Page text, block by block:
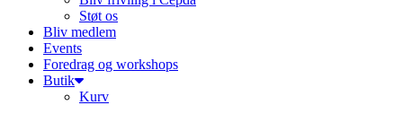
Støt os
Bliv medlem
Events
Foredrag og workshops
Butik
Kurv